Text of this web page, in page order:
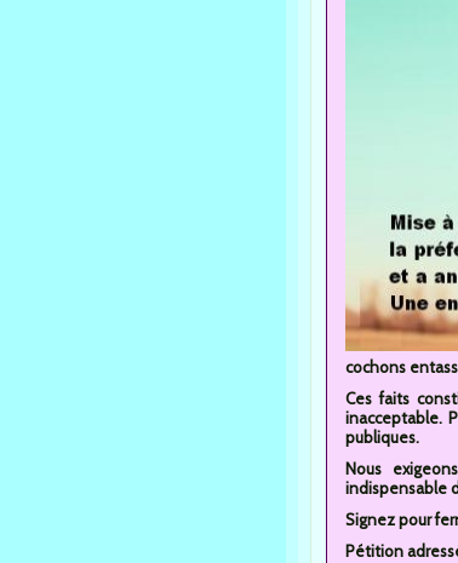
cochons
Ces faits
inacceptable.
publiques.
Nous
indispensable
Signez pour
Pétition